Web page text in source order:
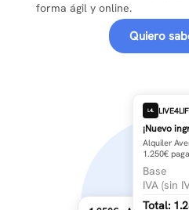
forma ágil y online.
Quiero
L4L
¡Nuevo
Alquiler
1.250€
Base
IVA (sin
Total: